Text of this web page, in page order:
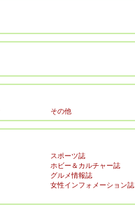
その他
スポーツ誌
ホビー＆カルチャー誌
グルメ情報誌
女性インフォメーション誌